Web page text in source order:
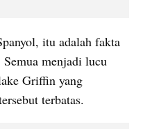
itu adalah fakta
Semua menjadi lucu
Griffin yang
terbatas.